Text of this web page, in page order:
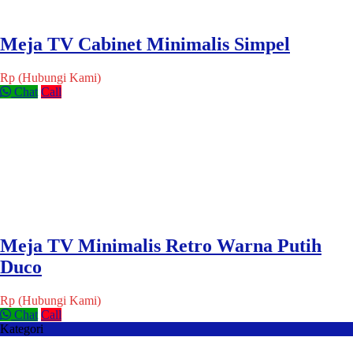
Meja TV Cabinet Minimalis Simpel
Rp (Hubungi Kami)
Chat Call
Meja TV Minimalis Retro Warna Putih
Duco
Rp (Hubungi Kami)
Chat Call
Kategori